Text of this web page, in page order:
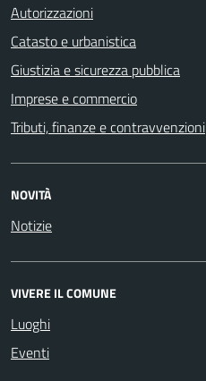
Autorizzazioni
Catasto e urbanistica
Giustizia e sicurezza pubblica
Imprese e commercio
Tributi, finanze e contravvenzioni
NOVITÀ
Notizie
VIVERE IL COMUNE
Luoghi
Eventi